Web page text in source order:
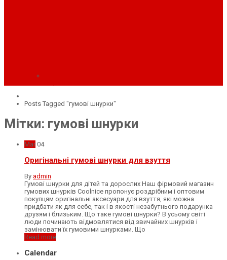
Posts Tagged "гумовi шнурки"
Мітки: гумовi шнурки
Mar 04
Оригінальні гумові шнурки для взуття
By admin
Гумові шнурки для дітей та дорослих Наш фірмовий магазин
гумових шнурків Coolnice пропонує роздрібним і оптовим
покупцям оригінальні аксесуари для взуття, які можна
придбати як для себе, так і в якості незабутнього подарунка
друзям і близьким. Що таке гумові шнурки? В усьому світі
люди починають відмовлятися від звичайних шнурків і
замінювати їх гумовими шнурками. Що
Read more
Calendar